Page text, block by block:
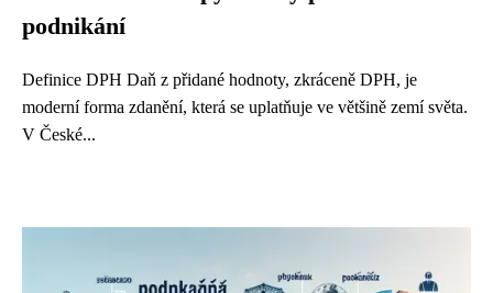
podnikání
Definice DPH Daň z přidané hodnoty, zkráceně DPH, je
moderní forma zdanění, která se uplatňuje ve většině zemí světa.
V České...